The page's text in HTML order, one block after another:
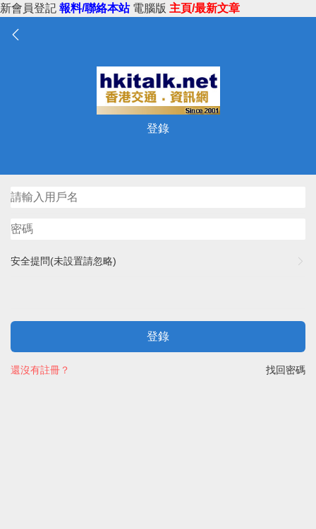
新會員登記 報料/聯絡本站 電腦版 主頁/最新文章
登錄
安全提問(未設置請忽略)
登錄
找回密碼
還沒有註冊？